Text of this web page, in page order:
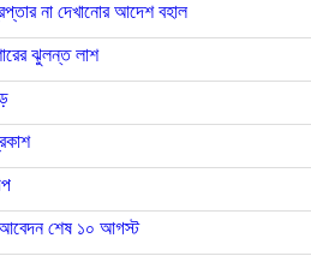
না দেখানোর আদেশ বহাল
ঝুলন্ত লাশ
আবেদন শেষ ১০ আগস্ট